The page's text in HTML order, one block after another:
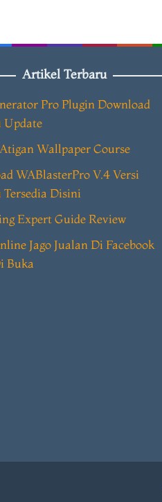
Artikel Terbaru
Pro Plugin Download
Update
Wallpaper Course
WABlasterPro V.4 Versi
Tersedia Disini
Expert Guide Review
Jago Jualan Di Facebook
Buka